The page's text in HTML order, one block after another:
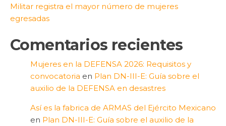
Militar registra el mayor número de mujeres
egresadas
Comentarios recientes
Mujeres en la DEFENSA 2026: Requisitos y
convocatoria en Plan DN-III-E: Guía sobre el
auxilio de la DEFENSA en desastres
Así es la fabrica de ARMAS del Ejército Mexicano
en Plan DN-III-E: Guía sobre el auxilio de la